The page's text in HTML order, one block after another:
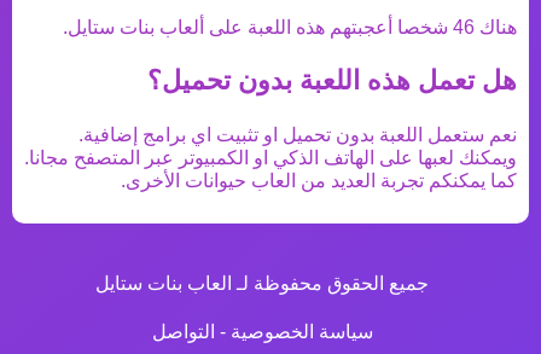
هناك 46 شخصا أعجبتهم هذه اللعبة على ألعاب بنات ستايل.
هل تعمل هذه اللعبة بدون تحميل؟
نعم ستعمل اللعبة بدون تحميل او تثبيت اي برامج إضافية.
ويمكنك لعبها على الهاتف الذكي او الكمبيوتر عبر المتصفح مجانا.
كما يمكنكم تجربة العديد من العاب حيوانات الأخرى.
جميع الحقوق محفوظة لـ العاب بنات ستايل
سياسة الخصوصية - التواصل